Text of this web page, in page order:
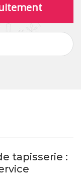
tapisserie :